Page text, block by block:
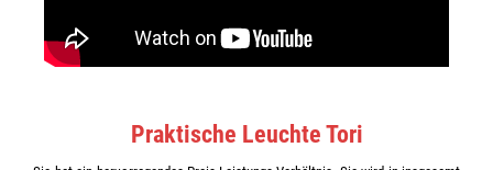
Praktische Leuchte Tori